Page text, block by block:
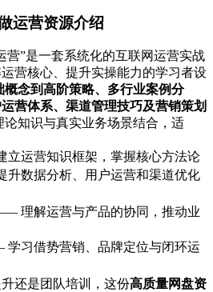
运营资源介绍
营”是一套系统化的互联网运营实战
营核心、提升实操能力的学习者设
概念到高阶策略、多行业案例分
营体系、渠道管理技巧及营销策划
论知识与真实业务场景结合，适
运营知识框架，掌握核心方法论
数据分析、用户运营和渠道优化
理解运营与产品的协同，推动业
习借势营销、品牌定位与闭环运
还是团队培训，这份高质量网盘资